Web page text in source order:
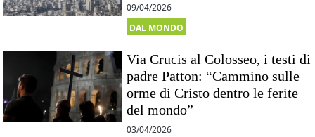
09/04/2026
DAL MONDO
Via Crucis al Colosseo, i testi di
padre Patton: “Cammino sulle
orme di Cristo dentro le ferite
del mondo”
03/04/2026